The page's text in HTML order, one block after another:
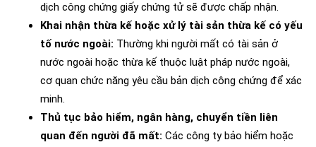
dịch công chứng giấy chứng tử sẽ được chấp nhận.
Khai nhận thừa kế hoặc xử lý tài sản thừa kế có yếu
tố nước ngoài: Thường khi người mất có tài sản ở
nước ngoài hoặc thừa kế thuộc luật pháp nước ngoài,
cơ quan chức năng yêu cầu bản dịch công chứng để xác
minh.
Thủ tục bảo hiểm, ngân hàng, chuyển tiền liên
quan đến người đã mất: Các công ty bảo hiểm hoặc